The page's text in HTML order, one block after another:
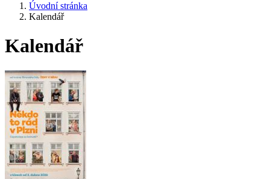
Úvodní stránka
Kalendář
Kalendář